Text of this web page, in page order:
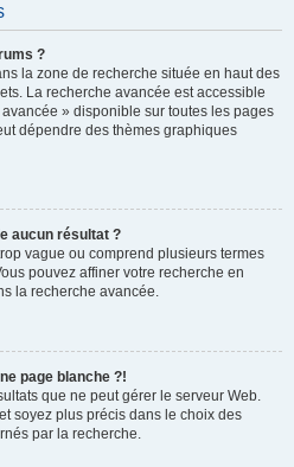
?
la zone de recherche située en haut des
La recherche avancée est accessible
» disponible sur toutes les pages
dépendre des thèmes graphiques
aucun résultat ?
vague ou comprend plusieurs termes
pouvez affiner votre recherche en
la recherche avancée.
page blanche ?!
que ne peut gérer le serveur Web.
soyez plus précis dans le choix des
par la recherche.